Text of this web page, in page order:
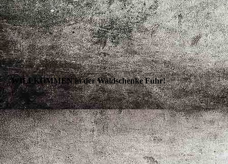
WILLKOMMEN in der Waldschenke Fuhr!